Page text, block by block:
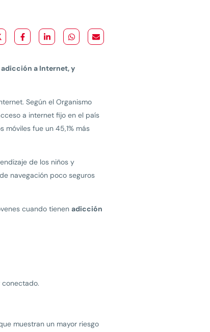
adicción a Internet, y
Según el Organismo
a internet fijo en el país
móviles fue un 45,1% más
de los niños y
navegación poco seguros
cuando tienen adicción
conectado.
muestran un mayor riesgo